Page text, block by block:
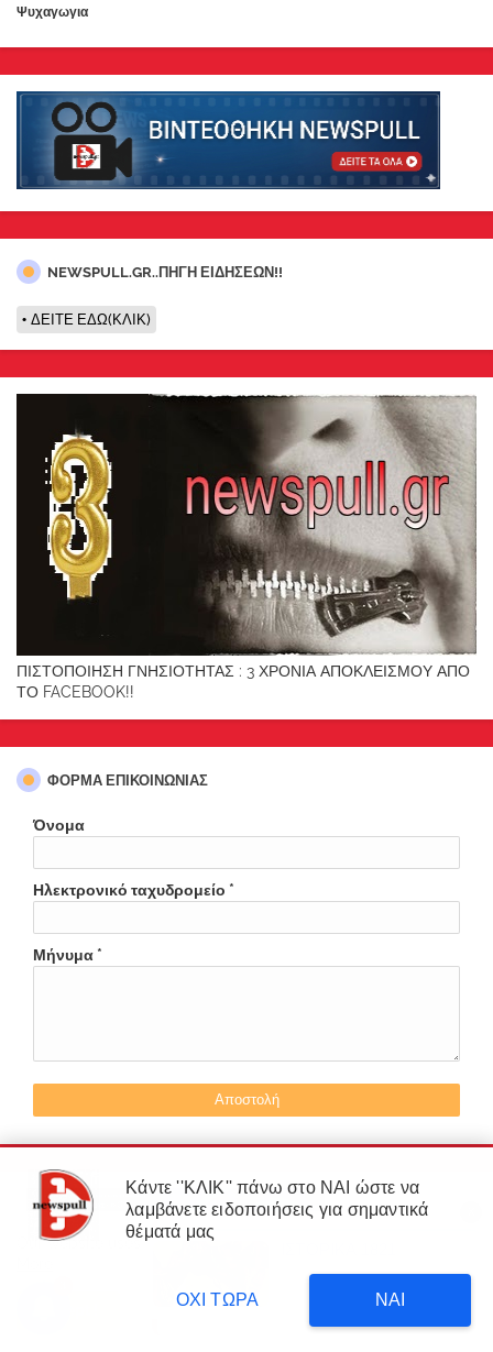
Ψυχαγωγια
NEWSPULL.GR..ΠΗΓΗ ΕΙΔΗΣΕΩΝ!!
ΔΕΙΤΕ ΕΔΩ(ΚΛΙΚ)
ΠΙΣΤΟΠΟΙΗΣΗ ΓΝΗΣΙΟΤΗΤΑΣ : 3 ΧΡΟΝΙΑ ΑΠΟΚΛΕΙΣΜΟΥ ΑΠΟ
ΤΟ FACEBOOK!!
ΦΌΡΜΑ ΕΠΙΚΟΙΝΩΝΊΑΣ
Όνομα
Ηλεκτρονικό ταχυδρομείο *
Μήνυμα *
στρέμματα έγιναν στάχτη επι
κυβέρνησης Μητσοτάκη!
Our website uses cookies to enhance your experience.
Κάντε ''ΚΛΙΚ'' πάνω στο ΝΑΙ ώστε να
λαμβάνετε ειδοποιήσεις για σημαντικά
θέματά μας
ΝΑΙ
ΟΧΙ ΤΩΡΑ